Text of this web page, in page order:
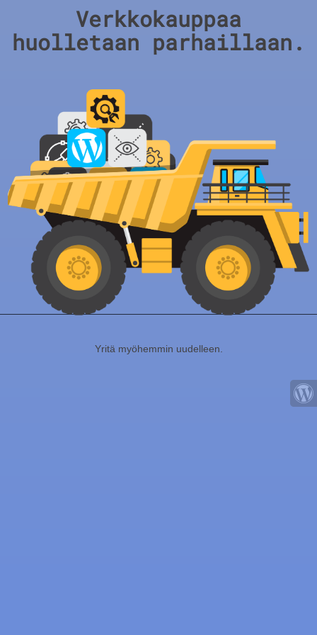
Verkkokauppaa
huolletaan parhaillaan.
Yritä myöhemmin uudelleen.